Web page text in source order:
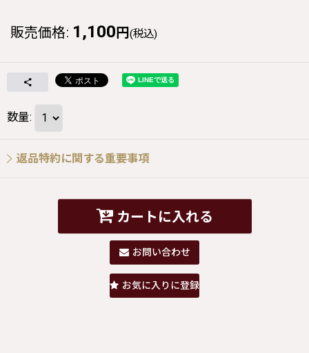
販売価格: 1,100 円 (税込)
数量:
返品特約に関する重要事項
カートに入れる
お問い合わせ
お気に入りに登録